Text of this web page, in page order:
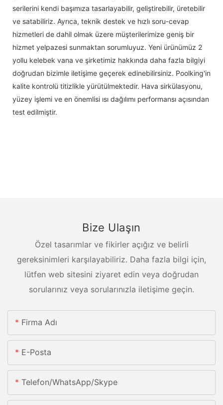
serilerini kendi başımıza tasarlayabilir, geliştirebilir, üretebilir
ve satabiliriz. Ayrıca, teknik destek ve hızlı soru-cevap
hizmetleri de dahil olmak üzere müşterilerimize geniş bir
hizmet yelpazesi sunmaktan sorumluyuz. Yeni ürünümüz 2
yollu kelebek vana ve şirketimiz hakkında daha fazla bilgiyi
doğrudan bizimle iletişime geçerek edinebilirsiniz. Poolking'in
kalite kontrolü titizlikle yürütülmektedir. Hava sirkülasyonu,
yüzey işlemi ve en önemlisi ısı dağılımı performansı açısından
test edilmiştir.
Bize Ulaşın
Özel tasarımlar ve fikirler açığız ve belirli
gereksinimleri karşılayabiliriz. Daha fazla bilgi için,
lütfen web sitesini ziyaret edin veya doğrudan
sorularınız veya sorularınızla iletişime geçin.
Firma Adı
E-Posta
Telefon/whatsApp/skype